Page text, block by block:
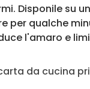
Disponile su un
per qualche
l'amaro e
da cucina